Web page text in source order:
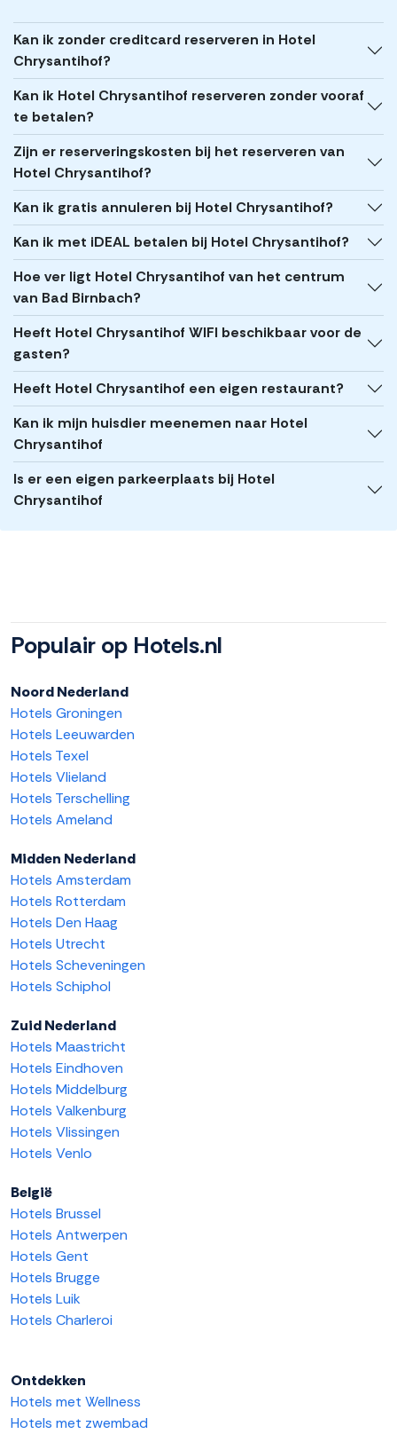
Kan ik zonder creditcard reserveren in Hotel
Chrysantihof?
Kan ik Hotel Chrysantihof reserveren zonder vooraf
te betalen?
Zijn er reserveringskosten bij het reserveren van
Hotel Chrysantihof?
Kan ik gratis annuleren bij Hotel Chrysantihof?
Kan ik met iDEAL betalen bij Hotel Chrysantihof?
Hoe ver ligt Hotel Chrysantihof van het centrum
van Bad Birnbach?
Heeft Hotel Chrysantihof WIFI beschikbaar voor de
gasten?
Heeft Hotel Chrysantihof een eigen restaurant?
Kan ik mijn huisdier meenemen naar Hotel
Chrysantihof
Is er een eigen parkeerplaats bij Hotel
Chrysantihof
Populair op Hotels.nl
Noord Nederland
Hotels Groningen
Hotels Leeuwarden
Hotels Texel
Hotels Vlieland
Hotels Terschelling
Hotels Ameland
Midden Nederland
Hotels Amsterdam
Hotels Rotterdam
Hotels Den Haag
Hotels Utrecht
Hotels Scheveningen
Hotels Schiphol
Zuid Nederland
Hotels Maastricht
Hotels Eindhoven
Hotels Middelburg
Hotels Valkenburg
Hotels Vlissingen
Hotels Venlo
België
Hotels Brussel
Hotels Antwerpen
Hotels Gent
Hotels Brugge
Hotels Luik
Hotels Charleroi
Ontdekken
Hotels met Wellness
Hotels met zwembad